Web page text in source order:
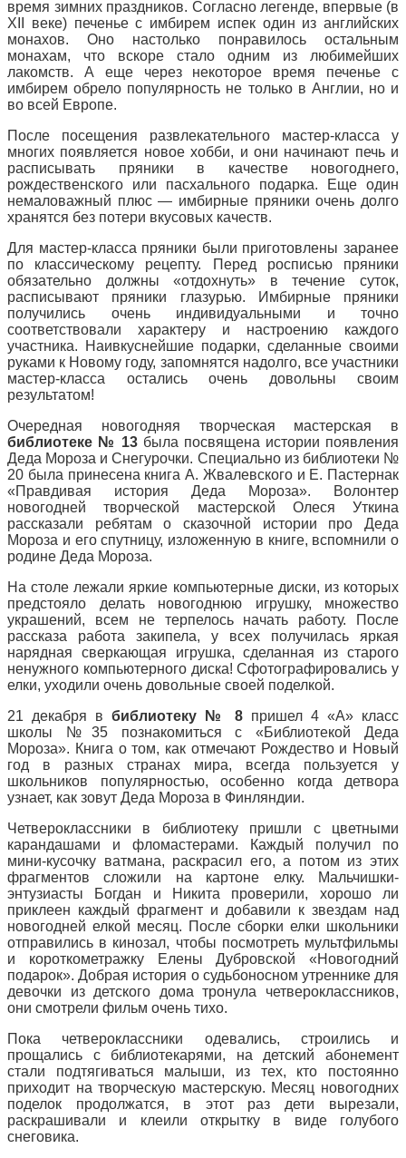
время зимних праздников. Согласно легенде, впервые (в
XII веке) печенье с имбирем испек один из английских
монахов. Оно настолько понравилось остальным
монахам, что вскоре стало одним из любимейших
лакомств. А еще через некоторое время печенье с
имбирем обрело популярность не только в Англии, но и
во всей Европе.
После посещения развлекательного мастер-класса у
многих появляется новое хобби, и они начинают печь и
расписывать пряники в качестве новогоднего,
рождественского или пасхального подарка. Еще один
немаловажный плюс — имбирные пряники очень долго
хранятся без потери вкусовых качеств.
Для мастер-класса пряники были приготовлены заранее
по классическому рецепту. Перед росписью пряники
обязательно должны «отдохнуть» в течение суток,
расписывают пряники глазурью. Имбирные пряники
получились очень индивидуальными и точно
соответствовали характеру и настроению каждого
участника. Наивкуснейшие подарки, сделанные своими
руками к Новому году, запомнятся надолго, все участники
мастер-класса остались очень довольны своим
результатом!
Очередная новогодняя творческая мастерская в
библиотеке № 13 была посвящена истории появления
Деда Мороза и Снегурочки. Специально из библиотеки №
20 была принесена книга А. Жвалевского и Е. Пастернак
«Правдивая история Деда Мороза». Волонтер
новогодней творческой мастерской Олеся Уткина
рассказали ребятам о сказочной истории про Деда
Мороза и его спутницу, изложенную в книге, вспомнили о
родине Деда Мороза.
На столе лежали яркие компьютерные диски, из которых
предстояло делать новогоднюю игрушку, множество
украшений, всем не терпелось начать работу. После
рассказа работа закипела, у всех получилась яркая
нарядная сверкающая игрушка, сделанная из старого
ненужного компьютерного диска! Сфотографировались у
елки, уходили очень довольные своей поделкой.
21 декабря вбиблиотеку № 8пришел 4 «А» класс
школы №35 познакомиться с «Библиотекой Деда
Мороза». Книга о том, как отмечают Рождество и Новый
год в разных странах мира, всегда пользуется у
школьников популярностью, особенно когда детвора
узнает, как зовут Деда Мороза в Финляндии.
Четвероклассники в библиотеку пришли с цветными
карандашами и фломастерами. Каждый получил по
мини-кусочку ватмана, раскрасил его, а потом из этих
фрагментов сложили на картоне елку. Мальчишки-
энтузиасты Богдан и Никита проверили, хорошо ли
приклеен каждый фрагмент и добавили к звездам над
новогодней елкой месяц. После сборки елки школьники
отправились в кинозал, чтобы посмотреть мультфильмы
и короткометражку Елены Дубровской «Новогодний
подарок». Добрая история о судьбоносном утреннике для
девочки из детского дома тронула четвероклассников,
они смотрели фильм очень тихо.
Пока четвероклассники одевались, строились и
прощались с библиотекарями, на детский абонемент
стали подтягиваться малыши, из тех, кто постоянно
приходит на творческую мастерскую. Месяц новогодних
поделок продолжатся, в этот раз дети вырезали,
раскрашивали и клеили открытку в виде голубого
снеговика.